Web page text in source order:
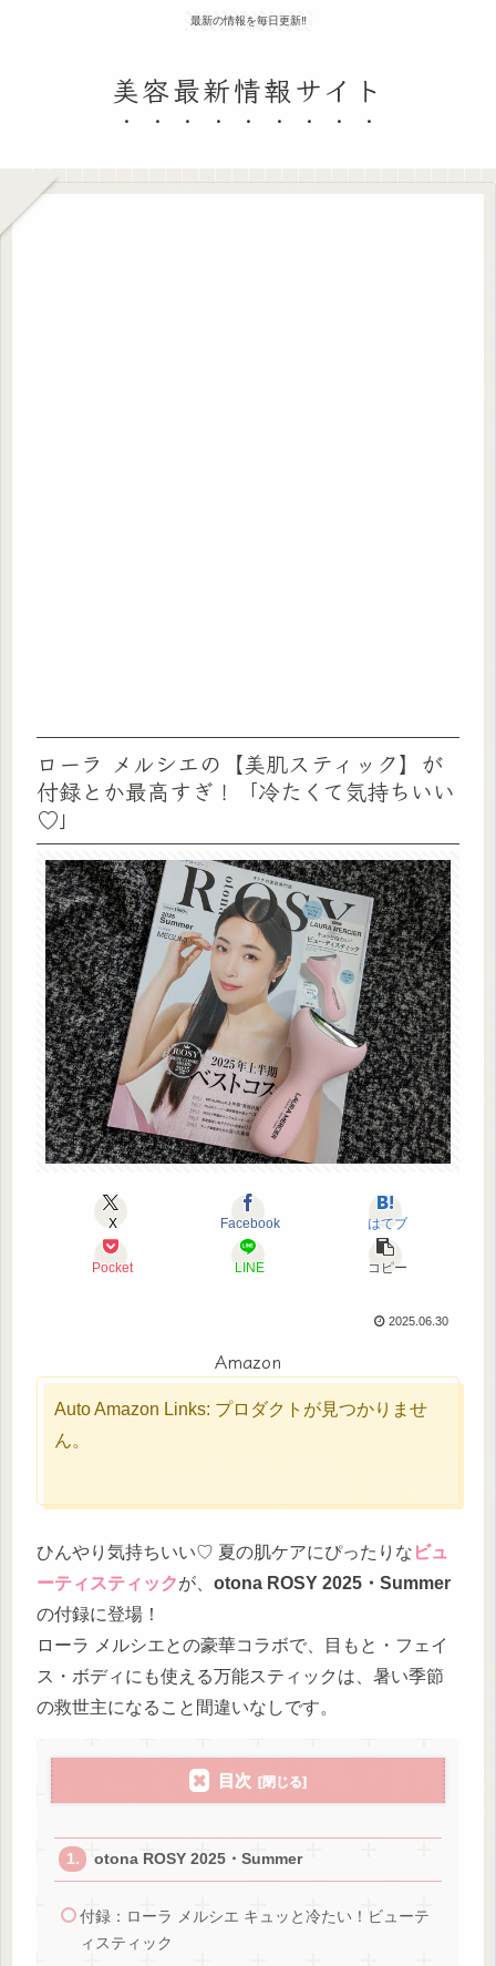
最新の情報を毎日更新‼
美容最新情報サイト
ローラ メルシエの【美肌スティック】が
付録とか最高すぎ！「冷たくて気持ちいい
♡」
X Facebook はてブ
Pocket LINE コピー
2025.06.30
Amazon
Auto Amazon Links: プロダクトが見つかりませ
ん。
ひんやり気持ちいい♡ 夏の肌ケアにぴったりな ビュ
ーティスティックが、 otona ROSY 2025・Summer
の付録に登場！
ローラ メルシエとの豪華コラボで、目もと・フェイ
ス・ボディにも使える万能スティックは、暑い季節
の救世主になること間違いなしです。
目次
otona ROSY 2025・Summer
付録：ローラ メルシエ キュッと冷たい！ビューテ
ィスティック